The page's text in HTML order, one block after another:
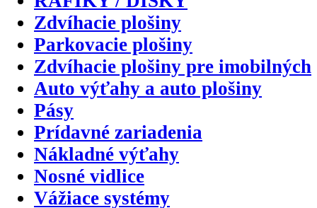
Zdvíhacie plošiny
Parkovacie plošiny
Zdvíhacie plošiny pre imobilných
Auto výťahy a auto plošiny
Pásy
Prídavné zariadenia
Nákladné výťahy
Nosné vidlice
Vážiace systémy